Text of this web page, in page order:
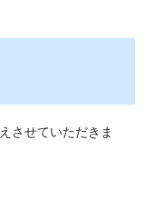
させていただきま